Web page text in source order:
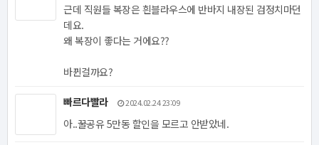
근데 직원들 복장은 흰블라우스에 반바지 내장된 검정치마던
데요.
왜 복장이 좋다는 거에요??
바뀐걸까요?
빠르다빨라 2024.02.24 23:09
아..꿀공유 5만동 할인을 모르고 안받았네.